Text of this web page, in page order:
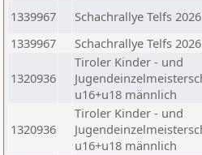
1339967 Schachrallye Telfs
1339967
Schachrallye Telfs
1320936
Tiroler Kinder - und
u16+u18 männlich
1320936
Tiroler Kinder - und
u16+u18 männlich